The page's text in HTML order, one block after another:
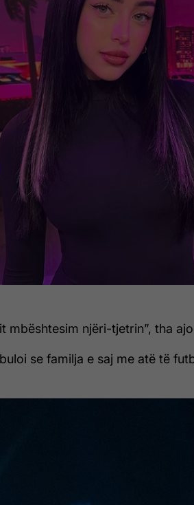
mbështesim njëri-tjetrin”, tha
se familja e saj me atë të